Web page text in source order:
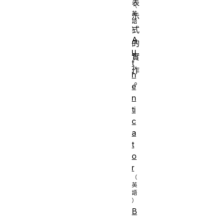
表
示
式
的
實
作
。
A
u
t
h
e
n
ti
c
a
t
o
r
B